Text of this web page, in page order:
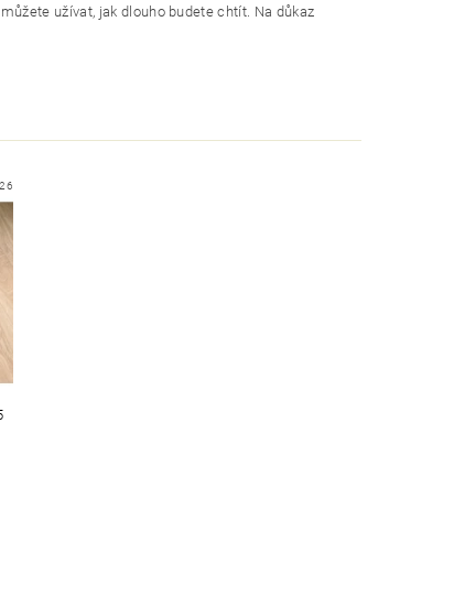
užívat, jak dlouho budete chtít. Na důkaz